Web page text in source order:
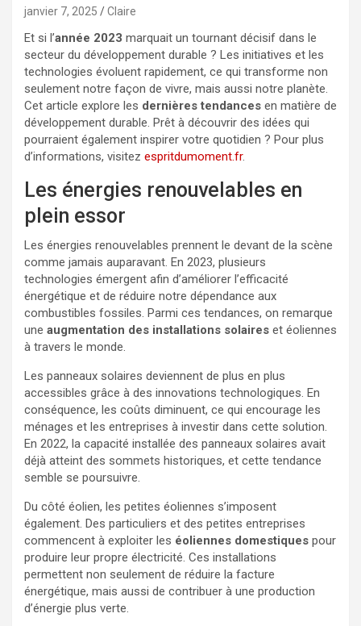
janvier 7, 2025 Claire
Et si l’année 2023 marquait un tournant décisif dans le
secteur du développement durable ? Les initiatives et les
technologies évoluent rapidement, ce qui transforme non
seulement notre façon de vivre, mais aussi notre planète.
Cet article explore les dernières tendances en matière de
développement durable. Prêt à découvrir des idées qui
pourraient également inspirer votre quotidien ? Pour plus
d’informations, visitez espritdumoment.fr.
Les énergies renouvelables en
plein essor
Les énergies renouvelables prennent le devant de la scène
comme jamais auparavant. En 2023, plusieurs
technologies émergent afin d’améliorer l’efficacité
énergétique et de réduire notre dépendance aux
combustibles fossiles. Parmi ces tendances, on remarque
une augmentation des installations solaires et éoliennes
à travers le monde.
Les panneaux solaires deviennent de plus en plus
accessibles grâce à des innovations technologiques. En
conséquence, les coûts diminuent, ce qui encourage les
ménages et les entreprises à investir dans cette solution.
En 2022, la capacité installée des panneaux solaires avait
déjà atteint des sommets historiques, et cette tendance
semble se poursuivre.
Du côté éolien, les petites éoliennes s’imposent
également. Des particuliers et des petites entreprises
commencent à exploiter les éoliennes domestiques pour
produire leur propre électricité. Ces installations
permettent non seulement de réduire la facture
énergétique, mais aussi de contribuer à une production
d’énergie plus verte.